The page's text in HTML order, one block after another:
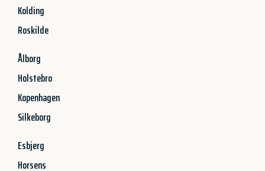
Kolding
Roskilde
Ålborg
Holstebro
Kopenhagen
Silkeborg
Esbjerg
Horsens